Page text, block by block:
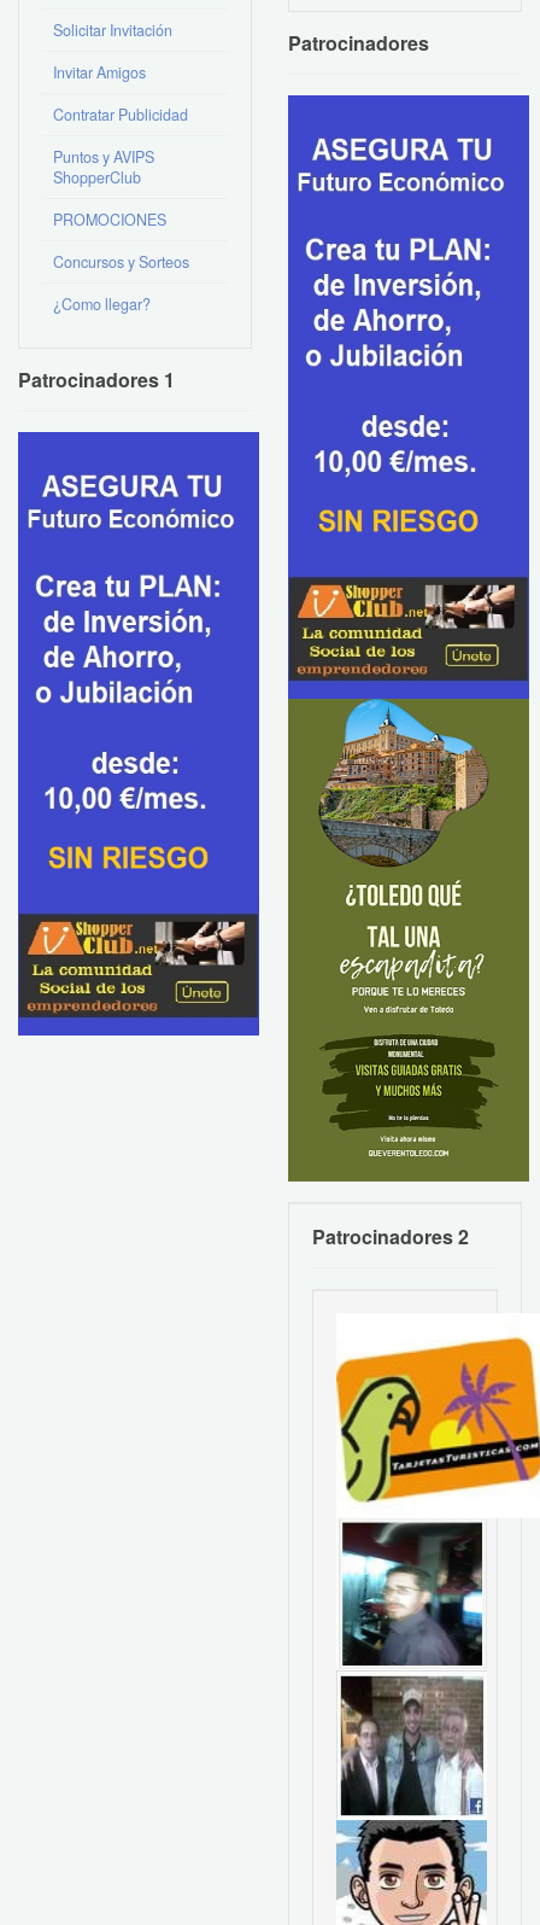
Solicitar Invitación
Invitar Amigos
Contratar Publicidad
Puntos y AVIPS
ShopperClub
PROMOCIONES
Concursos y Sorteos
¿Como llegar?
Patrocinadores 1
Patrocinadores
Patrocinadores 2